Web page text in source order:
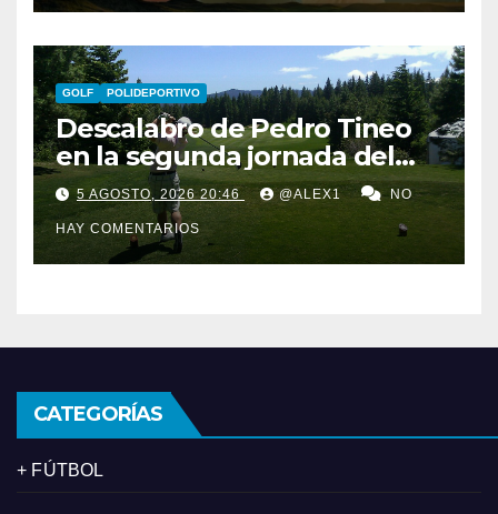
GOLF POLIDEPORTIVO
Descalabro de Pedro Tineo
en la segunda jornada del
Reid Trophy y Marcos
Ledesma pasa el corte por
‘los pelos’
5 AGOSTO, 2026 20:46 @ALEX1 NO
HAY COMENTARIOS
CATEGORÍAS
+ FÚTBOL